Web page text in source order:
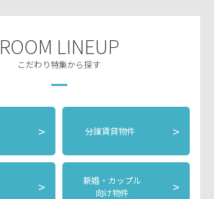
ROOM LINEUP
こだわり特集から探す
> 分譲賃貸物件 >
>
新婚・カップル
向け物件
>